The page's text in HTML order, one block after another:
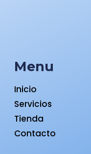
Menu
Inicio
Servicios
Tienda
Contacto